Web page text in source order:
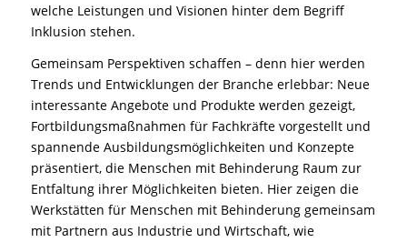
welche Leistungen und Visionen hinter dem Begriff
Inklusion stehen.
Gemeinsam Perspektiven schaffen – denn hier werden
Trends und Entwicklungen der Branche erlebbar: Neue
interessante Angebote und Produkte werden gezeigt,
Fortbildungsmaßnahmen für Fachkräfte vorgestellt und
spannende Ausbildungsmöglichkeiten und Konzepte
präsentiert, die Menschen mit Behinderung Raum zur
Entfaltung ihrer Möglichkeiten bieten. Hier zeigen die
Werkstätten für Menschen mit Behinderung gemeinsam
mit Partnern aus Industrie und Wirtschaft, wie